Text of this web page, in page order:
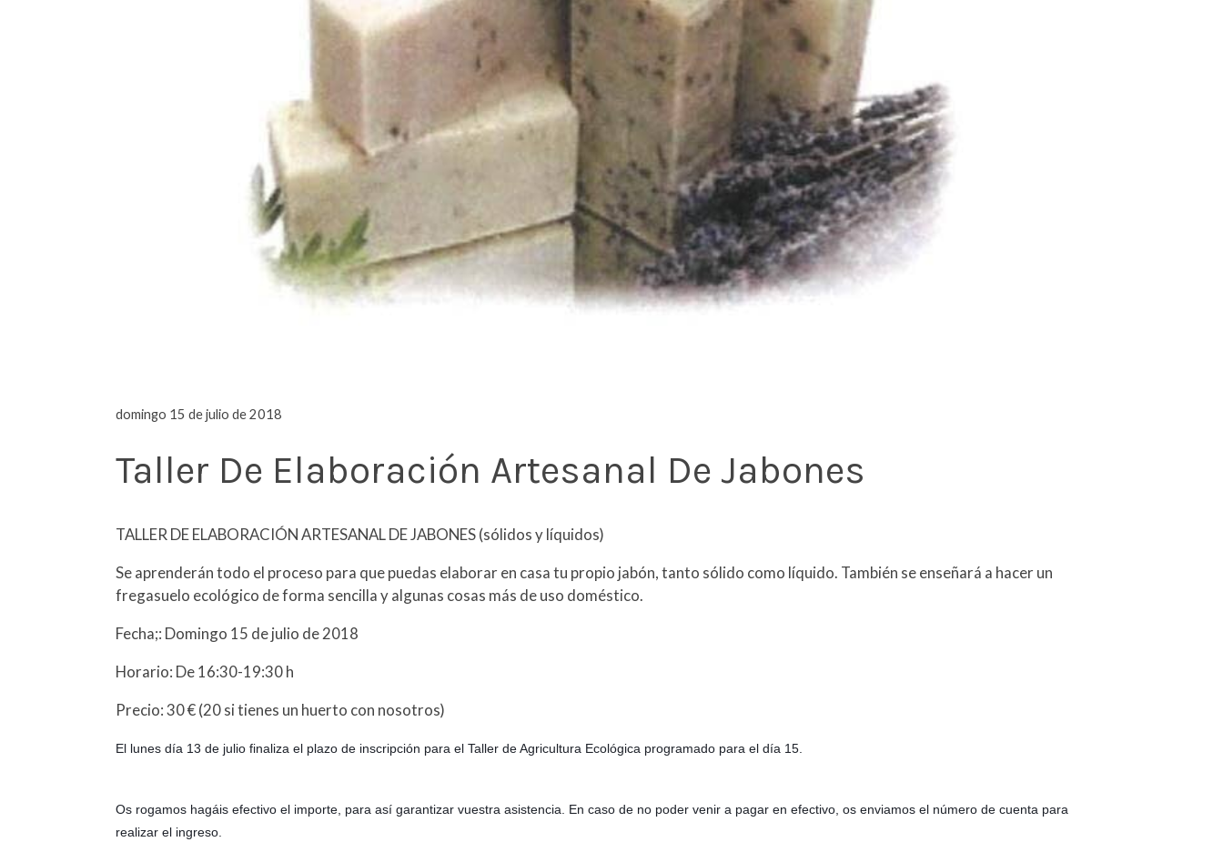
domingo 15 de julio de 2018
Taller De Elaboración Artesanal De Jabones
TALLER DE ELABORACIÓN ARTESANAL DE JABONES (sólidos y líquidos)
Se aprenderán todo el proceso para que puedas elaborar en casa tu propio jabón, tanto sólido como líquido. También se enseñará a hacer un
fregasuelo ecológico de forma sencilla y algunas cosas más de uso doméstico.
Fecha;: Domingo 15 de julio de 2018
Horario: De 16:30-19:30 h
Precio: 30 € (20 si tienes un huerto con nosotros)
El lunes día 13 de julio finaliza el plazo de inscripción para el Taller de Agricultura Ecológica programado para el día 15.
Os rogamos hagáis efectivo el importe, para así garantizar vuestra asistencia. En caso de no poder venir a pagar en efectivo, os enviamos el número de cuenta para
realizar el ingreso.